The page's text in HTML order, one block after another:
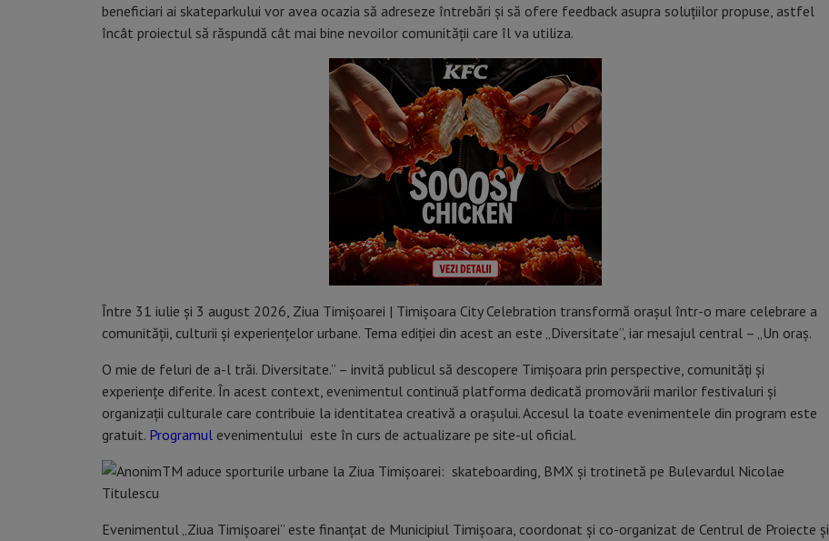
beneficiari ai skateparkului vor avea ocazia să adreseze întrebări și să ofere feedback asupra soluțiilor propuse, astfel
încât proiectul să răspundă cât mai bine nevoilor comunității care îl va utiliza.
Între 31 iulie și 3 august 2026, Ziua Timișoarei | Timișoara City Celebration transformă orașul într-o mare celebrare a
comunității, culturii și experiențelor urbane. Tema ediției din acest an este „Diversitate”, iar mesajul central – „Un oraș.
O mie de feluri de a-l trăi. Diversitate.” – invită publicul să descopere Timișoara prin perspective, comunități și
experiențe diferite. În acest context, evenimentul continuă platforma dedicată promovării marilor festivaluri și
organizații culturale care contribuie la identitatea creativă a orașului. Accesul la toate evenimentele din program este
gratuit. Programul evenimentului este în curs de actualizare pe site-ul oficial.
Evenimentul „Ziua Timișoarei” este finanțat de Municipiul Timișoara, coordonat și co-organizat de Centrul de Proiecte și